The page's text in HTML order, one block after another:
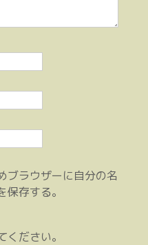
ブラウザーに自分の名
存する。
ください。